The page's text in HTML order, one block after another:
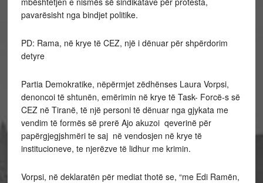
pavarësisht nga bindjet politike.
PD: Rama, në krye të CEZ, një i dënuar për shpërdorim
detyre
Partia Demokratike, nëpërmjet zëdhënses Laura Vorpsi,
denoncoi të shtunën, emërimin në krye të Task- Forcë-s së
CEZ në Tiranë, të një personi të dënuar nga gjykata me
vendim të formës së prerë Ajo akuzoi qeverinë për
papërgjegjshmëri te saj në vendosjen në krye të
institucioneve, te njerëzve të lidhur me krimin.
Vorpsi, në deklaratën për mediat thotë se, “me Edi Ramën,